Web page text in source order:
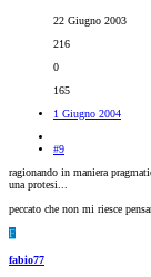
22 Giugno 2003
216
0
165
1 Giugno 2004
#9
ragionando in maniera
una protesi...
peccato che non mi riesce
F
fabio77